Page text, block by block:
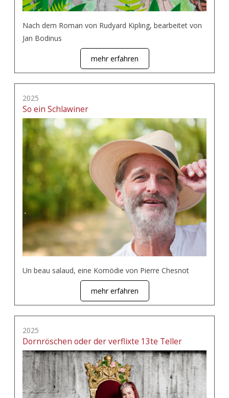
Nach dem Roman von Rudyard Kipling, bearbeitet von
Jan Bodinus
mehr erfahren
2025
So ein Schlawiner
Un beau salaud, eine Komödie von Pierre Chesnot
mehr erfahren
2025
Dornröschen oder der verflixte 13te Teller